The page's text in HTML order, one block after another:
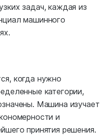
задач, каждая из
машинного
когда нужно
категории,
Машина изучает
и
принятия решения.